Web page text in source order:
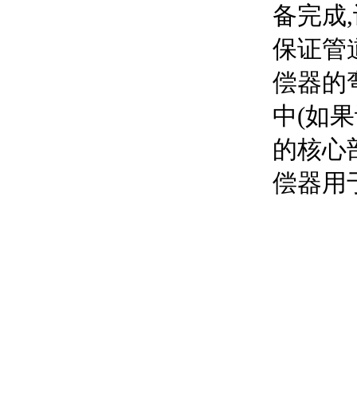
备完成
保证管
偿器的
中(如
的核心
偿器用